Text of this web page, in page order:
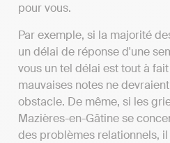
pour vous.
Par exemple, si la majorité
un délai de réponse d'une
vous un tel délai est tout à
mauvaises notes ne
obstacle. De même, si les
Mazières-en-Gâtine se
des problèmes relationnels,